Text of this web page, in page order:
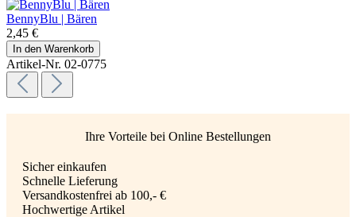
BennyBlu | Bären
2,45 €
In den Warenkorb
Artikel-Nr. 02-0775
Ihre Vorteile bei Online Bestellungen
Sicher einkaufen
Schnelle Lieferung
Versandkostenfrei ab 100,- €
Hochwertige Artikel